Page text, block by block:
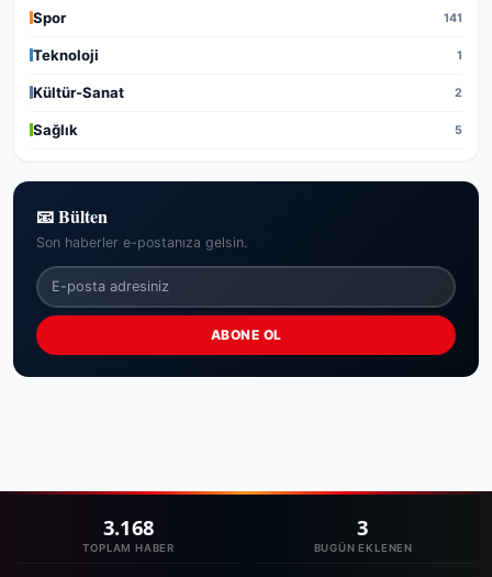
Spor 141
Teknoloji 1
Kültür-Sanat 2
Sağlık 5
📧 Bülten
Son haberler e-postanıza gelsin.
ABONE OL
3.168
TOPLAM HABER
3
BUGÜN EKLENEN